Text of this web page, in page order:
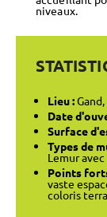
niveaux.
Lieu :
Date
Surface
Types de
Lemur
Points
vaste
coloris